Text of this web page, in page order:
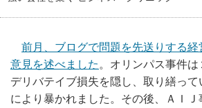
前月、ブログで問題を先送りする経
意見を述べました 。オリンパス事件
デリバテイブ損失を隠し、取り繕っ
により暴かれました。その後、ＡＩ